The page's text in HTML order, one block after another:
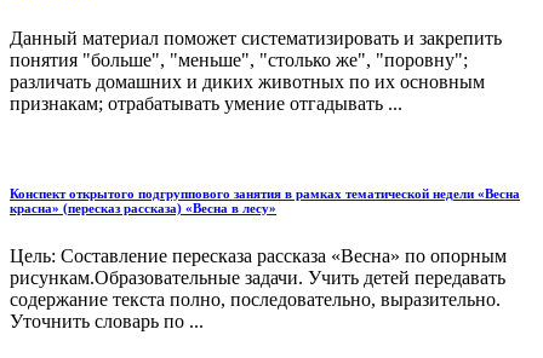
Данный материал поможет систематизировать и закрепить
понятия "больше", "меньше", "столько же", "поровну";
различать домашних и диких животных по их основным
признакам; отрабатывать умение отгадывать ...
Конспект открытого подгруппового занятия в рамках тематической недели «Весна
красна» (пересказ рассказа) «Весна в лесу»
Цель: Составление пересказа рассказа «Весна» по опорным
рисункам.Образовательные задачи. Учить детей передавать
содержание текста полно, последовательно, выразительно.
Уточнить словарь по ...